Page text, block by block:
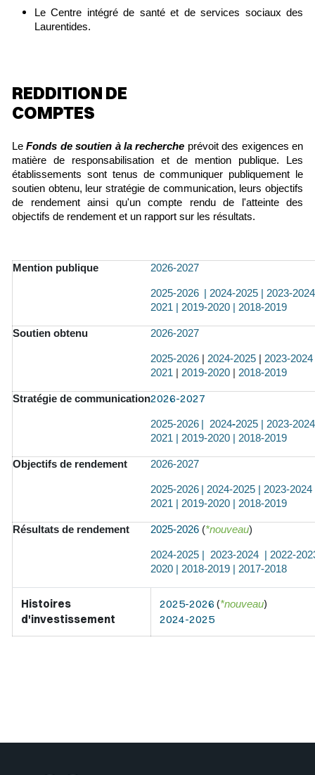
Le Centre intégré de santé et de services sociaux des
Laurentides.
REDDITION DE
COMPTES
LeFonds de soutien à la recherche prévoit des exigences en
matière de responsabilisation et de mention publique. Les
établissements sont tenus de communiquer publiquement le
soutien obtenu, leur stratégie de communication, leurs objectifs
de rendement ainsi qu'un compte rendu de l'atteinte des
objectifs de rendement et un rapport sur les résultats.
Mention publique 2026-2027
2025-2026 | 2024-2025 | 2023-2024
2021 | 2019-2020 | 2018-2019
Soutien obtenu 2026-2027
2025-2026 | 2024-2025 | 2023-2024
2021 | 2019-2020 | 2018-2019
Stratégie de communication2026-2027
2025-2026 | 2024-2025 | 2023-2024
2021 | 2019-2020 | 2018-2019
Objectifs de rendement 2026-2027
2025-2026 | 2024-2025 | 2023-2024
2021 | 2019-2020 | 2018-2019
Résultats de rendement 2025-2026 (*nouveau)
2024-2025 | 2023-2024 | 2022-
2020 | 2018-2019 | 2017-2018
Histoires
d'investissement
2025-2026 (*nouveau)
2024-2025